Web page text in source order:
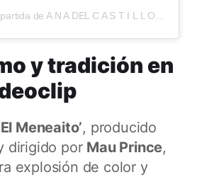
y tradición en
Meneaito’, producido
dirigido por Mau Prince,
explosión de color y